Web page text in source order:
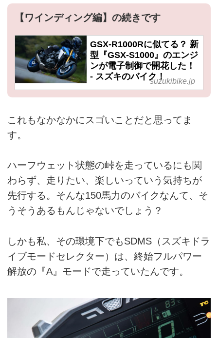
【ワインディング編】の続きです
GSX-R1000Rに似てる？ 新
型『GSX-S1000』のエンジ
ンが電子制御で開花した！
- スズキのバイク！suzukibike.jp
これもなかなかにスゴいことだと思ってま
す。
ハーフウェット状態の峠を走っているにも関
わらず、走りたい、楽しいっていう気持ちが
先行する。そんな150馬力のバイクなんて、そ
うそうあるもんじゃないでしょう？
しかも私、その環境下でもSDMS（スズキドラ
イブモードセレクター）は、終始フルパワー
解放の『A』モードで走っていたんです。